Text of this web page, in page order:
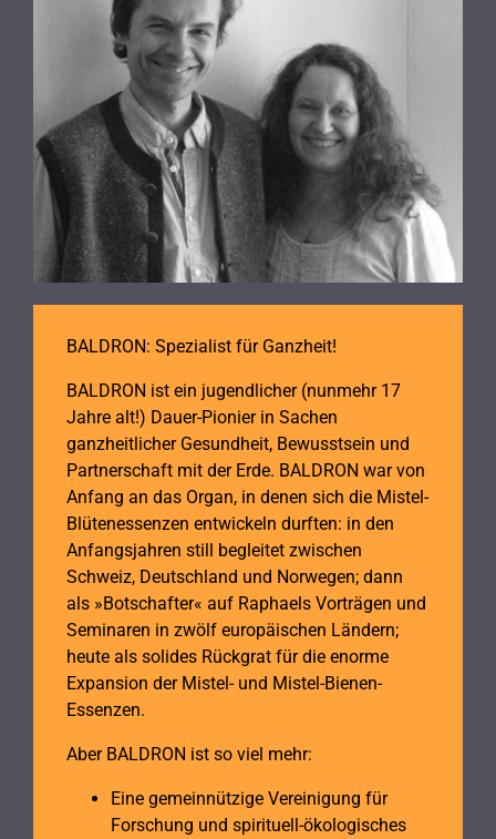
BALDRON: Spezialist für Ganzheit!
BALDRON ist ein jugendlicher (nunmehr 17
Jahre alt!) Dauer-Pionier in Sachen
ganzheitlicher Gesundheit, Bewusstsein und
Partnerschaft mit der Erde. BALDRON war von
Anfang an das Organ, in denen sich die Mistel-
Blütenessenzen entwickeln durften: in den
Anfangsjahren still begleitet zwischen
Schweiz, Deutschland und Norwegen; dann
als »Botschafter« auf Raphaels Vorträgen und
Seminaren in zwölf europäischen Ländern;
heute als solides Rückgrat für die enorme
Expansion der Mistel- und Mistel-Bienen-
Essenzen.
Aber BALDRON ist so viel mehr:
Eine gemeinnützige Vereinigung für
Forschung und spirituell-ökologisches